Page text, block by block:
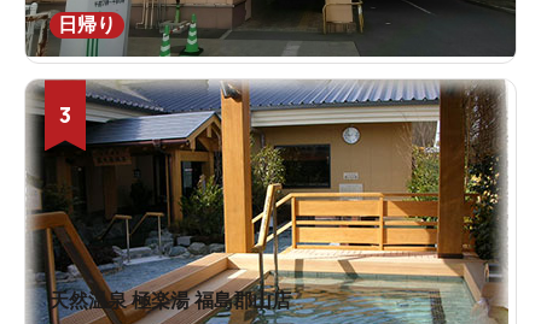
日帰り
3
天然温泉 極楽湯 福島郡山店